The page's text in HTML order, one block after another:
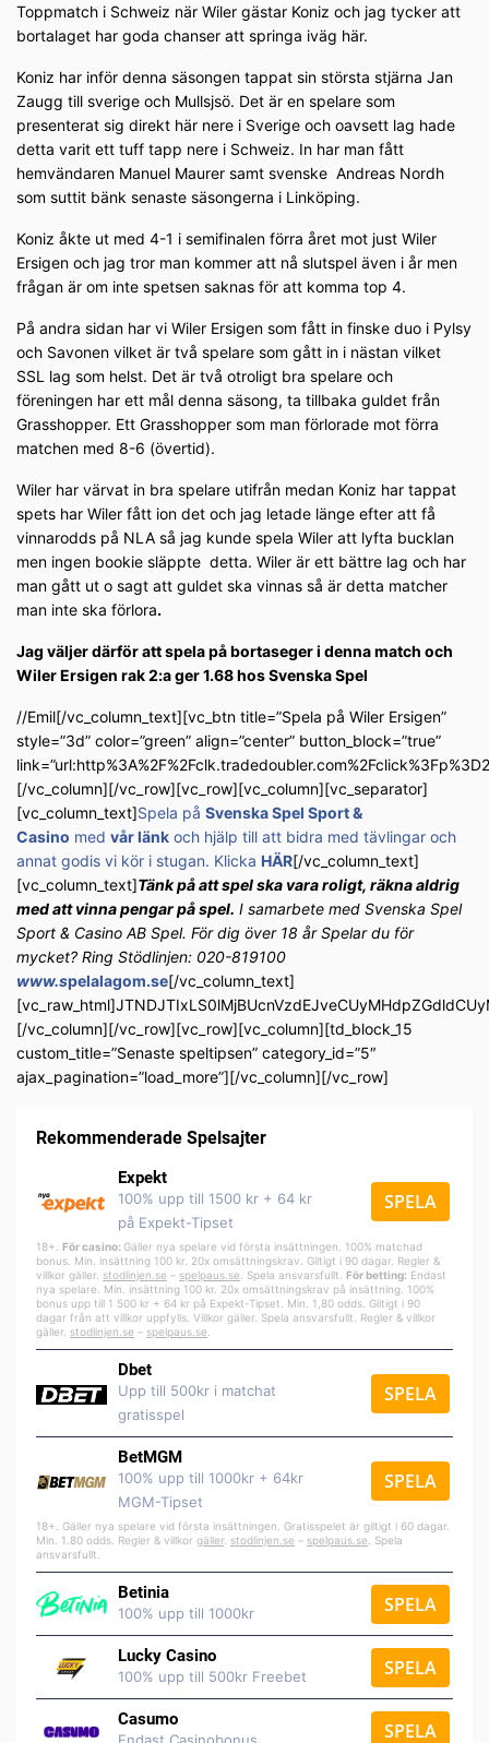
Toppmatch i Schweiz när Wiler gästar Koniz och jag tycker att
bortalaget har goda chanser att springa iväg här.
Koniz har inför denna säsongen tappat sin största stjärna Jan
Zaugg till sverige och Mullsjsö. Det är en spelare som
presenterat sig direkt här nere i Sverige och oavsett lag hade
detta varit ett tuff tapp nere i Schweiz. In har man fått
hemvändaren Manuel Maurer samt svenske Andreas Nordh
som suttit bänk senaste säsongerna i Linköping.
Koniz åkte ut med 4-1 i semifinalen förra året mot just Wiler
Ersigen och jag tror man kommer att nå slutspel även i år men
frågan är om inte spetsen saknas för att komma top 4.
På andra sidan har vi Wiler Ersigen som fått in finske duo i Pylsy
och Savonen vilket är två spelare som gått in i nästan vilket
SSL lag som helst. Det är två otroligt bra spelare och
föreningen har ett mål denna säsong, ta tillbaka guldet från
Grasshopper. Ett Grasshopper som man förlorade mot förra
matchen med 8-6 (övertid).
Wiler har värvat in bra spelare utifrån medan Koniz har tappat
spets har Wiler fått ion det och jag letade länge efter att få
vinnarodds på NLA så jag kunde spela Wiler att lyfta bucklan
men ingen bookie släppte detta. Wiler är ett bättre lag och har
man gått ut o sagt att guldet ska vinnas så är detta matcher
man inte ska förlora.
Jag väljer därför att spela på bortaseger i denna match och
Wiler Ersigen rak 2:a ger 1.68 hos Svenska Spel
//Emil[/vc_column_text][vc_btn title=”Spela på Wiler Ersigen”
style=”3d” color=”green” align=”center” button_block=”true”
[/vc_column][/vc_row][vc_row][vc_column][vc_separator]
[vc_column_text]Spela på Svenska Spel Sport &
Casino med vår länk och hjälp till att bidra med tävlingar och
annat godis vi kör i stugan. Klicka HÄR[/vc_column_text]
[vc_column_text]Tänk på att spel ska vara roligt, räkna aldrig
med att vinna pengar på spel. I samarbete med Svenska Spel
Sport & Casino AB Spel. För dig över 18 år Spelar du för
mycket? Ring Stödlinjen: 020-819100
www.spelalagom.se[/vc_column_text]
[/vc_column][/vc_row][vc_row][vc_column][td_block_15
custom_title=”Senaste speltipsen” category_id=”5″
ajax_pagination=”load_more”][/vc_column][/vc_row]
Rekommenderade Spelsajter
Expekt
100% upp till 1500 kr + 64 kr
på Expekt-Tipset
SPELA
18+. För casino: Gäller nya spelare vid första insättningen. 100% matchad
bonus. Min. insättning 100 kr. 20x omsättningskrav. Giltigt i 90 dagar. Regler &
villkor gäller. stodlinjen.se – spelpaus.se . Spela ansvarsfullt. För betting: Endast
nya spelare. Min. insättning 100 kr. 20x omsättningskrav på insättning. 100%
bonus upp till 1 500 kr + 64 kr på Expekt-Tipset. Min. 1,80 odds. Giltigt i 90
dagar från att villkor uppfylls. Villkor gäller. Spela ansvarsfullt. Regler & villkor
gäller. stodlinjen.se – spelpaus.se
Dbet
Upp till 500kr i matchat
gratisspel
SPELA
BetMGM
100% upp till 1000kr + 64kr
MGM-Tipset
SPELA
18+. Gäller nya spelare vid första insättningen. Gratisspelet är giltigt i 60 dagar.
Min. 1.80 odds. Regler & villkor gäller stodlinjen.se – spelpaus.se . Spela
ansvarsfullt.
Betinia
100% upp till 1000kr SPELA
Lucky Casino
100% upp till 500kr Freebet SPELA
Casumo
Endast Casinobonus SPELA